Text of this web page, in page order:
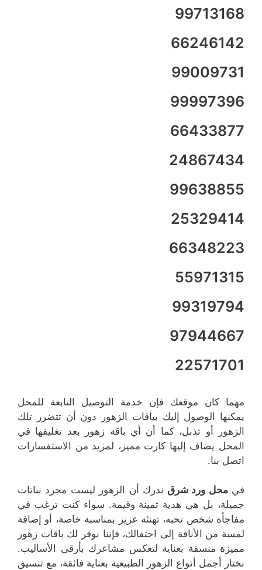
99713168
66246142
99009731
99997396
66433877
24867434
99638855
25329414
66348223
55971315
99319794
97944667
22571701
مهما كان موقعك فإن خدمة التوصيل التابعة للمحل
يمكنها الوصول إليك بباقات الزهور دون أن تتضرر تلك
الزهور أو تذبل، كما أن أي باقة زهور بعد تغليفها في
المحل يضاف إليها كارت مميز، لمزيد من الاستفسارات
اتصل بنا.
فيمحل ورد شرق ندرك أن الزهور ليست مجرد نباتات
جميلة، بل هي هدية ثمينة وقيمة. سواء كنت ترغب في
مفاجأة شخص تحبه، تهنئة عزيز بمناسبة خاصة، أو إضافة
لمسة من الأناقة إلى احتفالك، فإننا نوفر لك باقات زهور
مميزة منسقة بعناية لتعكس مشاعرك بأرقى الأساليب.
نختار أجمل أنواع الزهور الطبيعية بعناية فائقة، مع تنسيق